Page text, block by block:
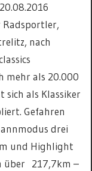
Radsportler,
nach
mehr als 20.000
sich als Klassiker
Gefahren
drei
und Highlight
über 217,7km –